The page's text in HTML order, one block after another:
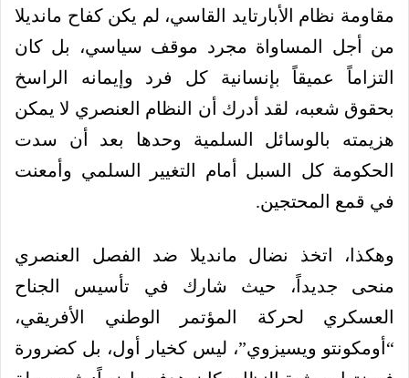
مقاومة نظام الأبارتايد القاسي، لم يكن كفاح مانديلا
من أجل المساواة مجرد موقف سياسي، بل كان
التزاماً عميقاً بإنسانية كل فرد وإيمانه الراسخ
بحقوق شعبه، لقد أدرك أن النظام العنصري لا يمكن
هزيمته بالوسائل السلمية وحدها بعد أن سدت
الحكومة كل السبل أمام التغيير السلمي وأمعنت
في قمع المحتجين.
وهكذا، اتخذ نضال مانديلا ضد الفصل العنصري
منحى جديداً، حيث شارك في تأسيس الجناح
العسكري لحركة المؤتمر الوطني الأفريقي،
“أومكونتو ويسيزوي”، ليس كخيار أول، بل كضرورة